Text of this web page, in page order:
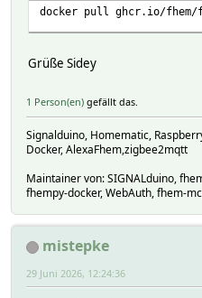
docker pull ghcr.io/fhem/
Grüße Sidey
1 Person(en) gefällt das.
Signalduino, Homematic,
Docker, AlexaFhem,zigbee2mqtt
Maintainer von: SIGNALduino,
fhempy-docker, WebAuth, fhem-
mistepke
29 Juni 2026, 12:24:36